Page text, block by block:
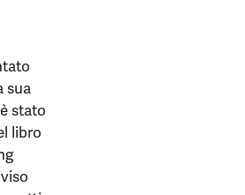
sua
stato
libro